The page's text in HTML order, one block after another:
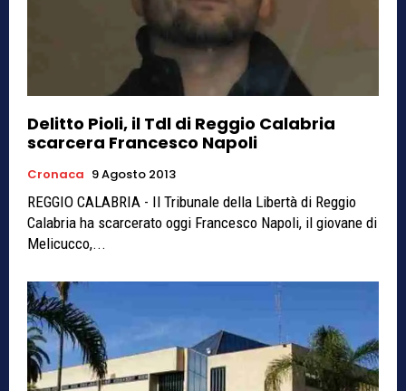
Delitto Pioli, il Tdl di Reggio Calabria
scarcera Francesco Napoli
Cronaca 9 Agosto 2013
REGGIO CALABRIA - Il Tribunale della Libertà di Reggio
Calabria ha scarcerato oggi Francesco Napoli, il giovane di
Melicucco,...